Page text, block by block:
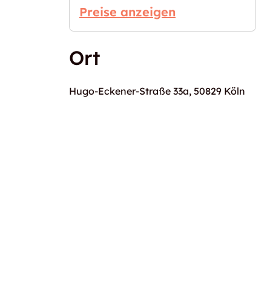
Preise anzeigen
Ort
Hugo-Eckener-Straße 33a, 50829 Köln